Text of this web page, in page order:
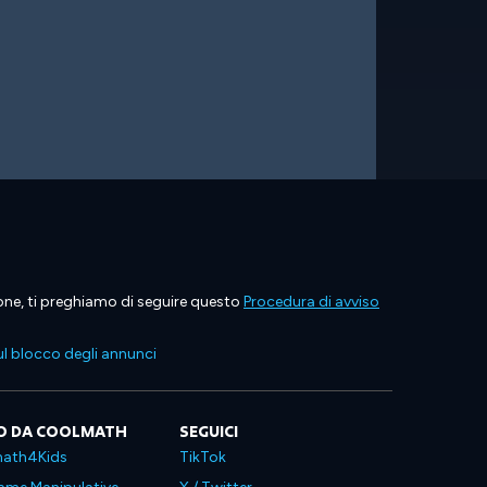
ti preghiamo di seguire questo Procedura di avviso
blocco degli annunci
DA COOLMATH SEGUICI
TikTok